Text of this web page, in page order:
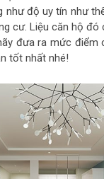
như độ uy tín như
cư. Liệu căn hộ
đưa ra mức điểm
tốt nhất nhé!